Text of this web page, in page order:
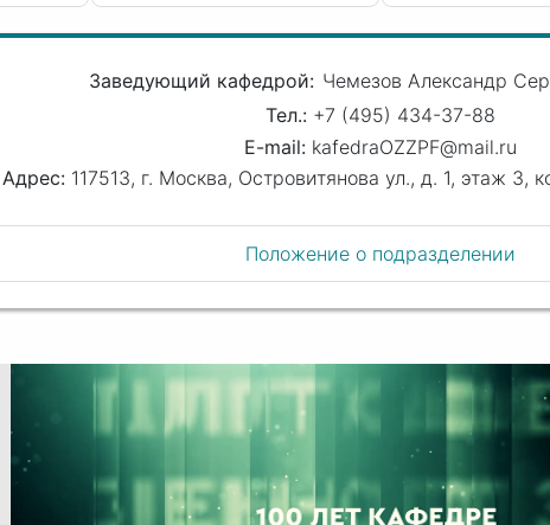
Заведующий кафедрой Чемезов Александр
+7 (495) 434-37-88
kafedraOZZPF@mail.ru
117513, г. Москва, Островитянова ул., д. 1, этаж 3,
Положение о подразделении